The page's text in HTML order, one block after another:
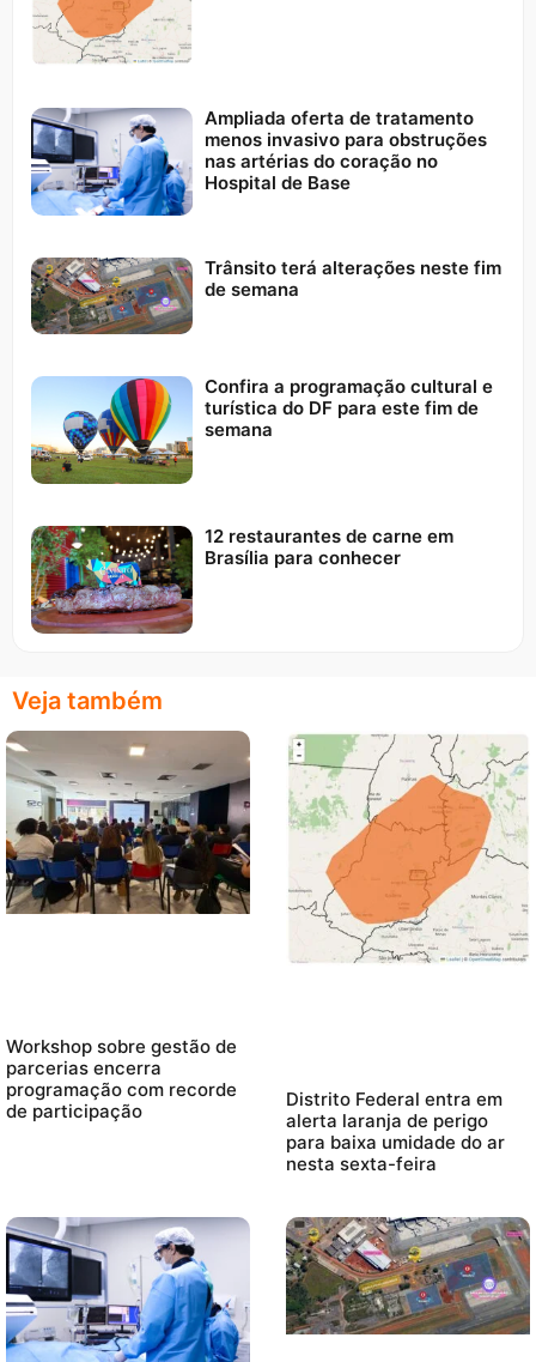
Ampliada oferta de tratamento
menos invasivo para obstruções
nas artérias do coração no
Hospital de Base
Trânsito terá alterações neste fim
de semana
Confira a programação cultural e
turística do DF para este fim de
semana
12 restaurantes de carne em
Brasília para conhecer
Veja também
Workshop sobre gestão de
parcerias encerra
programação com recorde
de participação
Distrito Federal entra em
alerta laranja de perigo
para baixa umidade do ar
nesta sexta-feira